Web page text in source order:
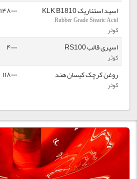
اسید استئاریک KLK B1810
Rubber Grade Stearic Acid
کوثر
148000
اسپری قالب RS100
کوثر
4000
روغن کرچک کیسان هند
کوثر
118000